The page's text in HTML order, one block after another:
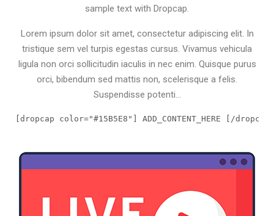
sample text with Dropcap.
Lorem ipsum dolor sit amet, consectetur adipiscing elit. In
tristique sem vel turpis egestas cursus. Vivamus vehicula
ligula non orci sollicitudin iaculis in nec enim. Quisque purus
orci, bibendum sed mattis non, scelerisque a felis.
Suspendisse potenti…
[dropcap color="#15B5E8"] ADD_CONTENT_HERE [/